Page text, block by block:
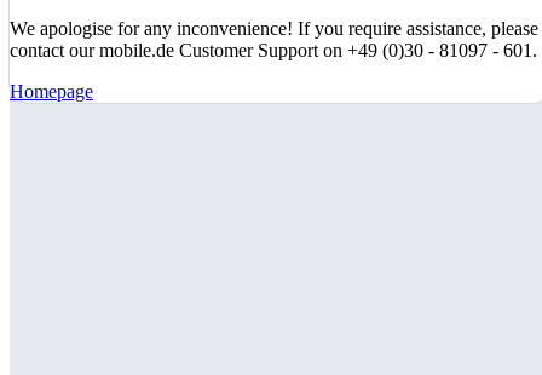
We apologise for any inconvenience! If you require assistance, please
contact our mobile.de Customer Support on +49 (0)30 - 81097 - 601.
Homepage